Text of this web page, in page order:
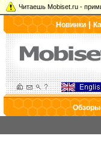
Читаешь Mobiset.ru -
Новинки|